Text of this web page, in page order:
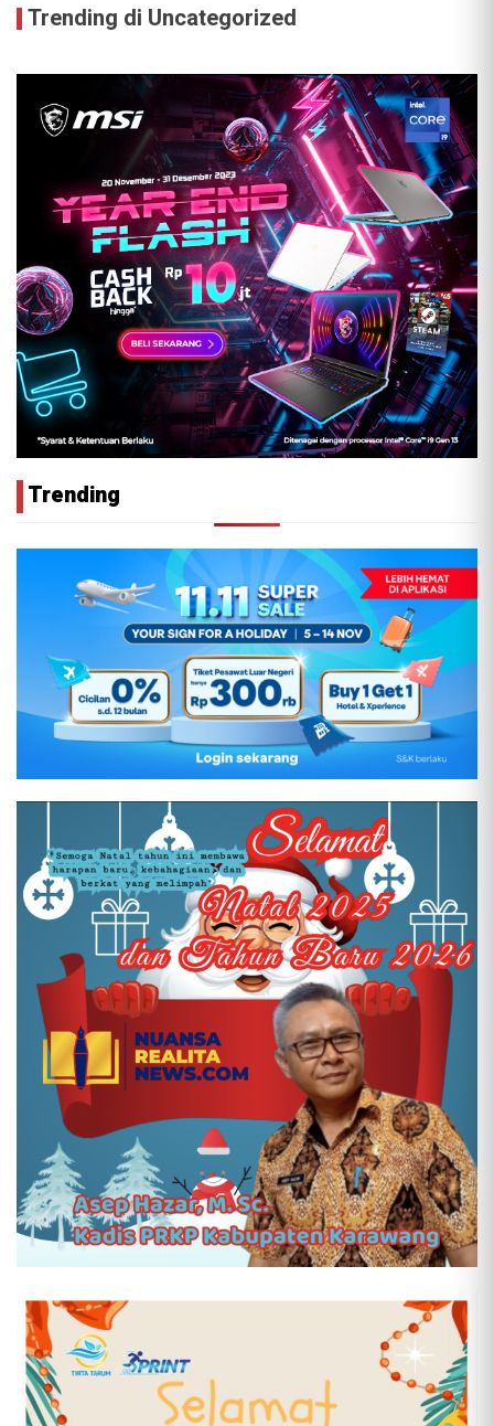
Trending di Uncategorized
Trending